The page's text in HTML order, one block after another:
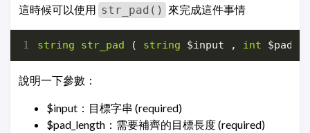
這時候可以使用 str_pad() 來完成這件事情
string str_pad ( string $input , int
說明一下參數：
$input：目標字串 (required)
$pad_length：需要補齊的目標長度 (required)